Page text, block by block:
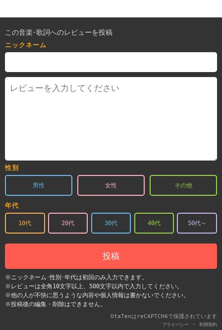
この音楽･歌詞へのレビューを投稿
ニックネーム
性別
男性 女性 その他
年代
10代 20代 30代 40代 50代～
投稿
※ニックネーム･性別･年代は初回のみ入力できます。
※レビューは全角10文字以上、500文字以内で入力してください。
※他の人が不快に思うような内容や個人情報は書かないでください。
※投稿後の編集・削除はできません。
UtaTenはreCAPTCHAで保護されています
プライバシー - 利用契約